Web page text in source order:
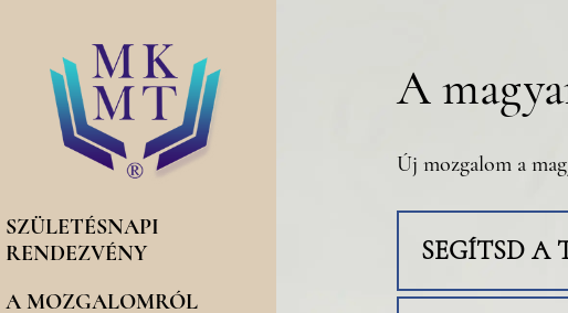
SZÜLETÉSNAPI
RENDEZVÉNY
A MOZGALOMRÓL
A
Új mozgalom a
SEGÍTSD A